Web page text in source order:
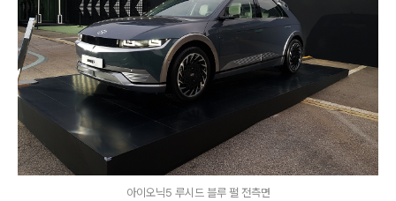
아이오닉5 루시드 블루 펄 전측면